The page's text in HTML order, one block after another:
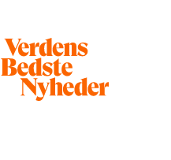
Besøg
hjemmesiden